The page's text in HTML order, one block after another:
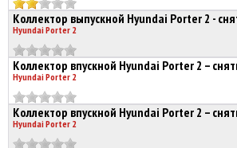
Коллектор выпускной Hyundai Porter 2 -
Hyundai Porter 2
Коллектор впускной Hyundai Porter 2 –
Hyundai Porter 2
Коллектор впускной Hyundai Porter 2 –
Hyundai Porter 2